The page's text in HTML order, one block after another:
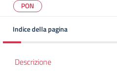
PON
Indice della pagina
Descrizione